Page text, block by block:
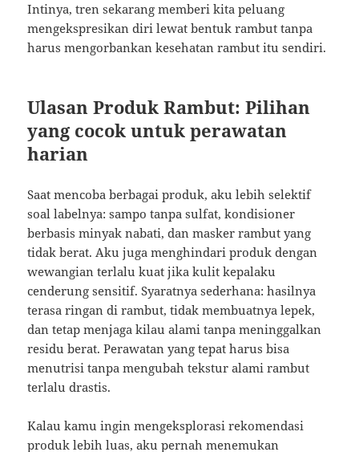
Intinya, tren sekarang memberi kita peluang
mengekspresikan diri lewat bentuk rambut tanpa
harus mengorbankan kesehatan rambut itu sendiri.
Ulasan Produk Rambut: Pilihan
yang cocok untuk perawatan
harian
Saat mencoba berbagai produk, aku lebih selektif
soal labelnya: sampo tanpa sulfat, kondisioner
berbasis minyak nabati, dan masker rambut yang
tidak berat. Aku juga menghindari produk dengan
wewangian terlalu kuat jika kulit kepalaku
cenderung sensitif. Syaratnya sederhana: hasilnya
terasa ringan di rambut, tidak membuatnya lepek,
dan tetap menjaga kilau alami tanpa meninggalkan
residu berat. Perawatan yang tepat harus bisa
menutrisi tanpa mengubah tekstur alami rambut
terlalu drastis.
Kalau kamu ingin mengeksplorasi rekomendasi
produk lebih luas, aku pernah menemukan